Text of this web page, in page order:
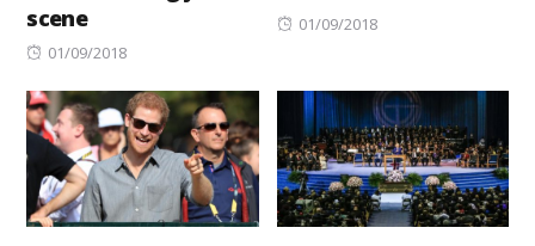
scene
Posted
01/09/2018
Posted
01/09/2018